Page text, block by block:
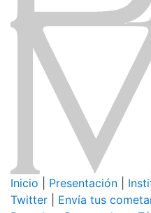
Inicio Presentación
Twitter
Envía tus